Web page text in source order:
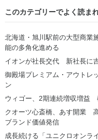
このカテゴリーでよく読ま
北海道・旭川駅前の大型商
能の多角化進める
イオンが社長交代 新社長に
御殿場プレミアム・アウト
ン
ウィゴー、2期連続増収増益
クオーツ心斎橋、あす開業
ブランド価値発信
成長続ける「ユニクロオン